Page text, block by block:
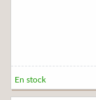
En stock